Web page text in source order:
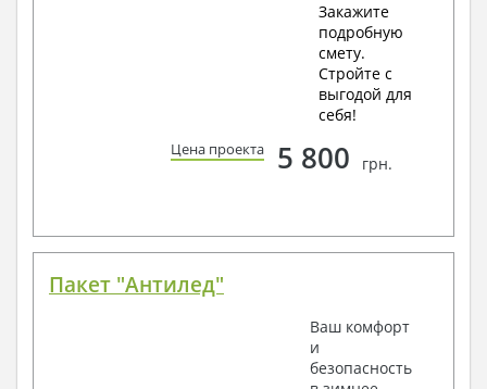
Закажите
подробную
смету.
Стройте с
выгодой для
себя!
Цена проекта 5 800 грн.
Пакет "Антилед"
Ваш комфорт
и
безопасность